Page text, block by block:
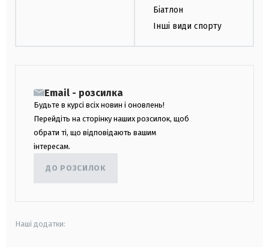
Біатлон
Інші види спорту
Email - розсилка
Будьте в курсі всіх новин і оновлень!
Перейдіть на сторінку наших розсилок, щоб
обрати ті, що відповідають вашим
інтересам.
ДО РОЗСИЛОК
Наші додатки: